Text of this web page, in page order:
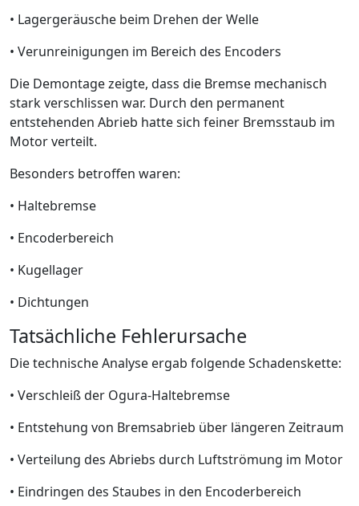
• Lagergeräusche beim Drehen der Welle
• Verunreinigungen im Bereich des Encoders
Die Demontage zeigte, dass die Bremse mechanisch
stark verschlissen war. Durch den permanent
entstehenden Abrieb hatte sich feiner Bremsstaub im
Motor verteilt.
Besonders betroffen waren:
• Haltebremse
• Encoderbereich
• Kugellager
• Dichtungen
Tatsächliche Fehlerursache
Die technische Analyse ergab folgende Schadenskette:
• Verschleiß der Ogura-Haltebremse
• Entstehung von Bremsabrieb über längeren Zeitraum
• Verteilung des Abriebs durch Luftströmung im Motor
• Eindringen des Staubes in den Encoderbereich